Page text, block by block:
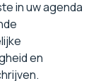
in uw agenda
en